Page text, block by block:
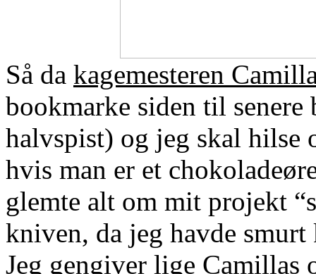
Så da kagemesteren
bookmarke siden til
halvspist) og jeg skal hilse
hvis man er et
glemte alt om mit projekt
kniven, da jeg havde smurt
Jeg gengiver lige Camillas